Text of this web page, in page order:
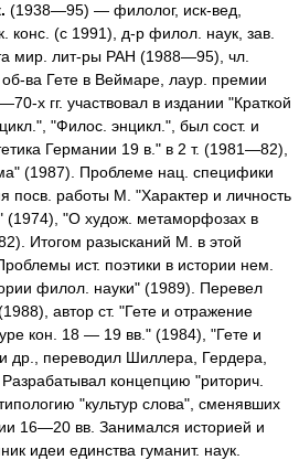
(1938—95) — филолог, иск-вед,
конс. (с 1991), д-р филол. наук, зав.
мир. лит-ры РАН (1988—95), чл.
ва Гете в Веймаре, лаур. премии
х гг. участвовал в издании "Краткой
"Филос. энцикл.", был сост. и
Германии 19 в." в 2 т. (1981—82),
(1987). Проблеме нац. специфики
посв. работы М. "Характер и личность
(1974), "О худож. метаморфозах в
Итогом разысканий М. в этой
ист. поэтики в истории нем.
филол. науки" (1989). Перевел
автор ст. "Гете и отражение
кон. 18 — 19 вв." (1984), "Гете и
др., переводил Шиллера, Гердера,
концепцию "риторич.
"культур слова", сменявших
16—20 вв. Занимался историей и
идеи единства гуманит. наук.